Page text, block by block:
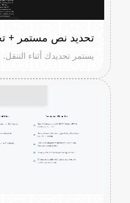
تحديد نص مستمر +
يستمر تحديدك أثناء التنقل.